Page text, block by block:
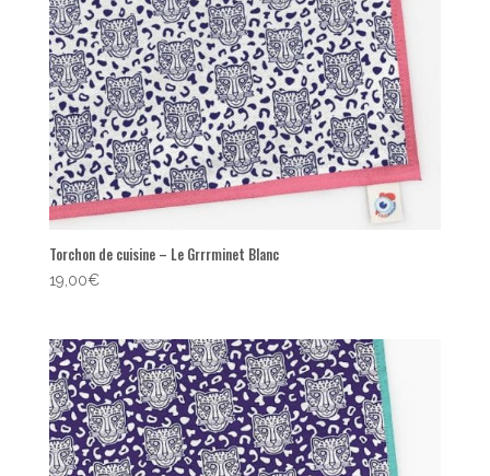
Torchon de cuisine – Le Grrrminet Blanc
19,00€